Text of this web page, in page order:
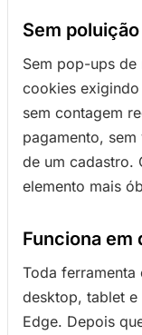
Sem
Sem pop-ups de
cookies
sem contagem
pagamento,
de um cadastro.
elemento mais
Funciona em
Toda ferramenta
desktop, tablet
Edge. Depois